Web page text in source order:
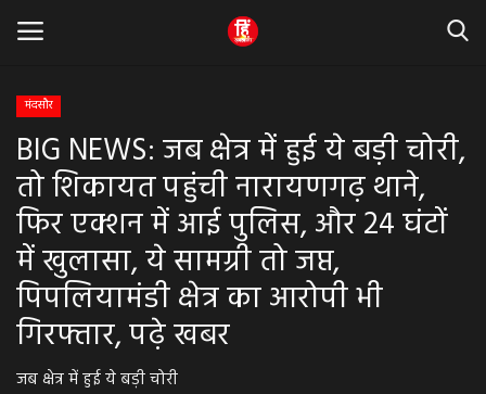
Home
धर्म & ज्योतिष
बड़ी खबर
मध्यप्रदेश
राजस्थान
मंदसौर
BIG NEWS: जब क्षेत्र में हुई ये बड़ी चोरी,
तो शिकायत पहुंची नारायणगढ़ थाने,
फिर एक्शन में आई पुलिस, और 24 घंटों
में खुलासा, ये सामग्री तो जप्त,
पिपलियामंडी क्षेत्र का आरोपी भी
गिरफ्तार, पढ़े खबर
जब क्षेत्र में हुई ये बड़ी चोरी